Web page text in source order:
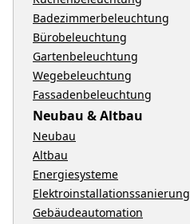
Badezimmerbeleuchtung
Bürobeleuchtung
Gartenbeleuchtung
Wegebeleuchtung
Fassadenbeleuchtung
Neubau & Altbau
Neubau
Altbau
Energiesysteme
Elektroinstallationssanierung
Gebäudeautomation